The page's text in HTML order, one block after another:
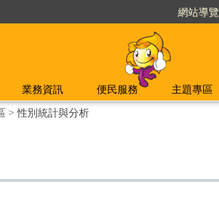
網站導覽
業務資訊 便民服務 主題專區
>性別統計與分析